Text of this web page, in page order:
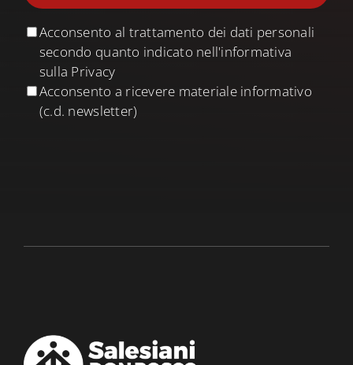
Acconsento al trattamento dei dati personali
secondo quanto indicato nell'informativa
sulla Privacy
Acconsento a ricevere materiale informativo
(c.d. newsletter)